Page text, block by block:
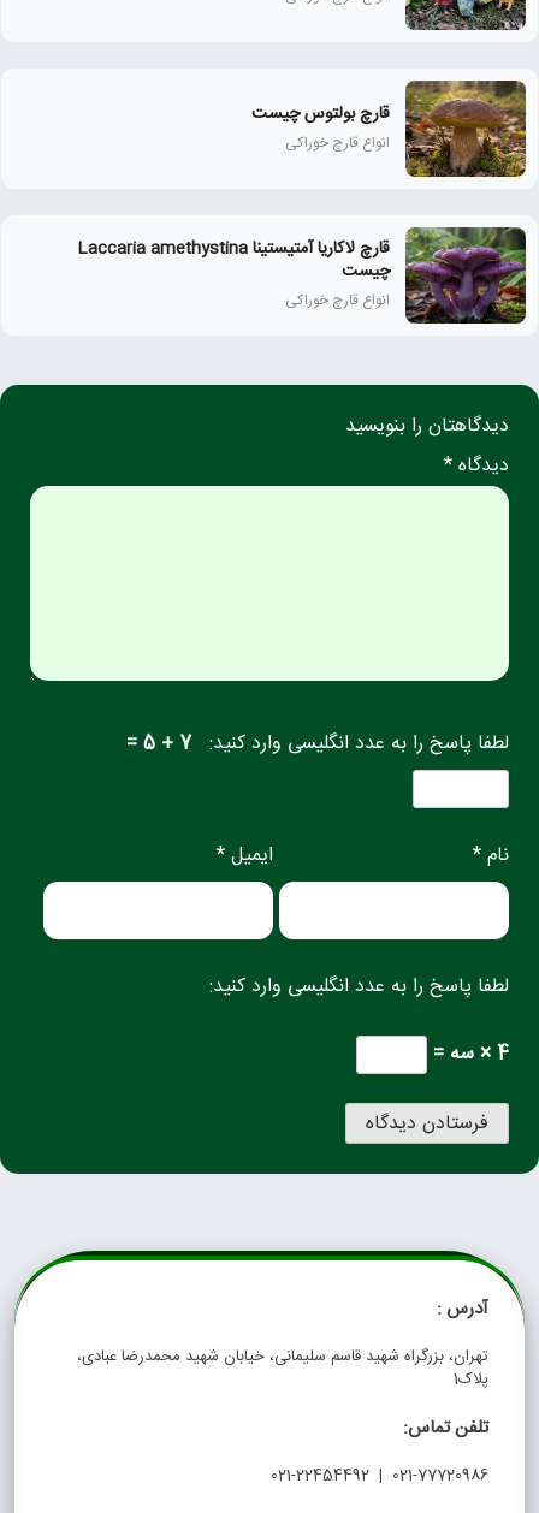
قارچ بولتوس چیست
انواع قارچ خوراکی
قارچ لاکاریا آمتیستینا Laccaria amethystina
چیست
انواع قارچ خوراکی
دیدگاهتان را بنویسید
دیدگاه *
لطفا پاسخ را به عدد انگلیسی وارد کنید: 7 + 5 =
نام * ایمیل *
لطفا پاسخ را به عدد انگلیسی وارد کنید:
4 × سه =
آدرس :
تهران، بزرگراه شهید قاسم سلیمانی، خیابان شهید محمدرضا عبادی،
پلاک1
تلفن تماس:
021-77720986 | 021-22454492